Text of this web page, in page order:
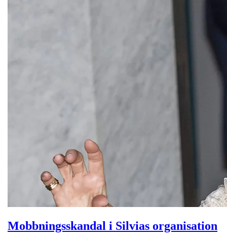
Mobbningsskandal i Silvias organisation